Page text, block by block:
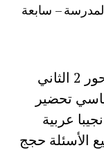
– سابعة
شرح نص اصبحت تلميذا نجيبا المحور 2 الثاني
محور المدرسة 7 اساسي تحضير
عربية
الأسئلة حجج